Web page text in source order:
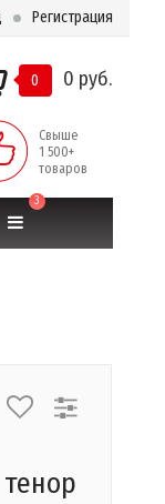
Регистрация
0 0 руб.
Свыше
1 500+
товаров
3